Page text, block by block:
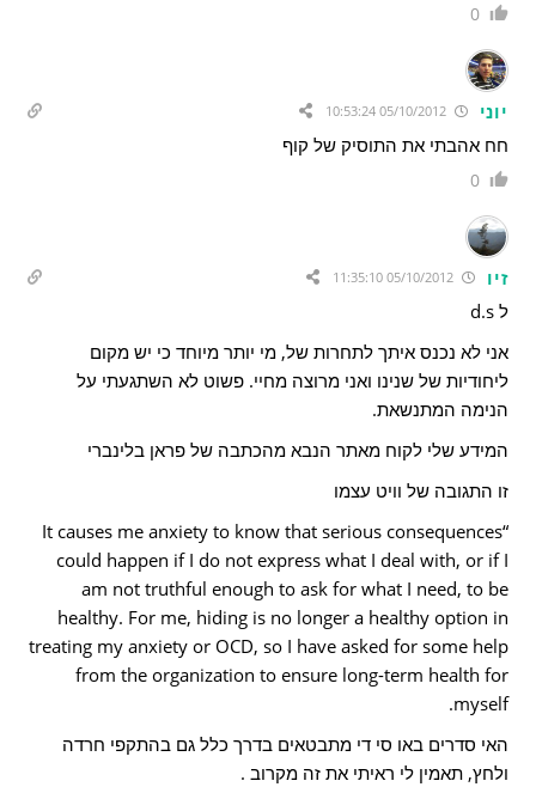
0
יוני 05/10/2012 10:53:24
חח אהבתי את התוסיק של קוף
0
זיו
ל d.s
אני לא נכנס איתך לתחרות של, מי יותר מיוחד כי יש מקום
ליחודיות של שנינו ואני מרוצה מחיי. פשוט לא השתגעתי על
הנימה המתנשאת.
המידע שלי לקוח מאתר הנבא מהכתבה של פראן בלינברי
זו התגובה של וויט עצמו
“It causes me anxiety to know that serious consequences
could happen if I do not express what I deal with, or if I
am not truthful enough to ask for what I need, to be
healthy. For me, hiding is no longer a healthy option in
treating my anxiety or OCD, so I have asked for some help
from the organization to ensure long-term health for
myself.
האי סדרים באו סי די מתבטאים בדרך כלל גם בהתקפי חרדה
ולחץ, תאמין לי ראיתי את זה מקרוב .